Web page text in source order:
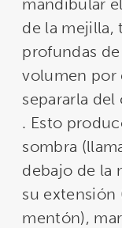
mandibular
de la mejilla,
profundas
volumen por
separarla
. Esto
sombra
debajo de la
su extensión
mentón),